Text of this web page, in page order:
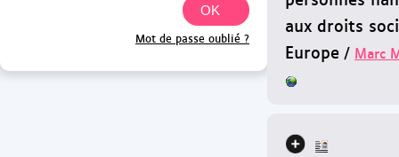
aux droits
Europe / Marc
Mot de passe oublié ?